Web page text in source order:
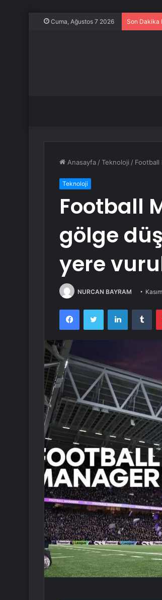
Cuma, Ağustos 7 2026 Son Dakika
Anasayfa /Teknoloji / Football
Teknoloji
Football
gölge
yere
NURCAN BAYRAM
FacebookTwitter LinkedIn